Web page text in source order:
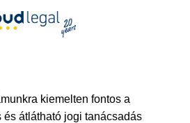
kiemelten fontos a
és átlátható jogi tanácsadás